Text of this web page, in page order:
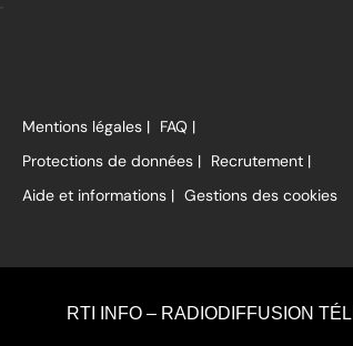
Mentions légales | FAQ |
Protections de données | Recrutement |
Aide et informations | Gestions des cookies
RTI INFO – RADIODIFFUSION